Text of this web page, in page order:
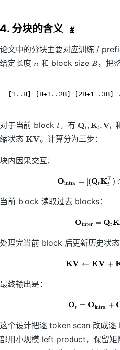
u
^
\
t
o
a
u
v
4. 分块的含义 #
论文中的分块主要对应训练 /
给定长度 n
n 和 block size B
B，把
对于当前 block t
t，有 \
m
a
f
_
t,
m
t
b
a
t
Qt , Kt ,Vt
缩状态 \
a
t
{
KV。计算分为三步：
块内因果交互：
Ointra = [(QtKt
⊤ )
当前 block 读取过去 blocks：
Ointer = Qt
处理完当前 block 后更新历史状态
KV ← KV +
最终输出是：
Ot = Ointra +
这个设计把逐 token scan 改成
部用小规模 left product，保留矩